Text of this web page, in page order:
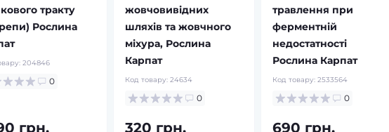
тракту
Рослина
204846
0
грн.
жовчовивідних
шляхів та жовчного
міхура, Рослина
Карпат
Код товару: 24634
0
320 грн.
травлення при
ферментній
недостатності
Рослина Карпат
Код товару: 2533564
0
690 грн.